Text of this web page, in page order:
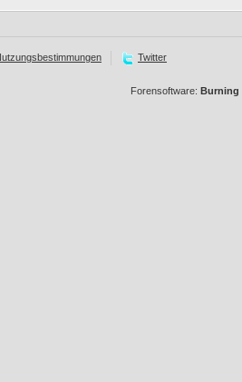
Twitter
Forensoftware: Burning